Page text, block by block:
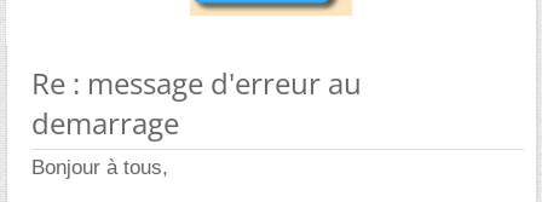
Re : message d'erreur au
demarrage
Bonjour à tous,